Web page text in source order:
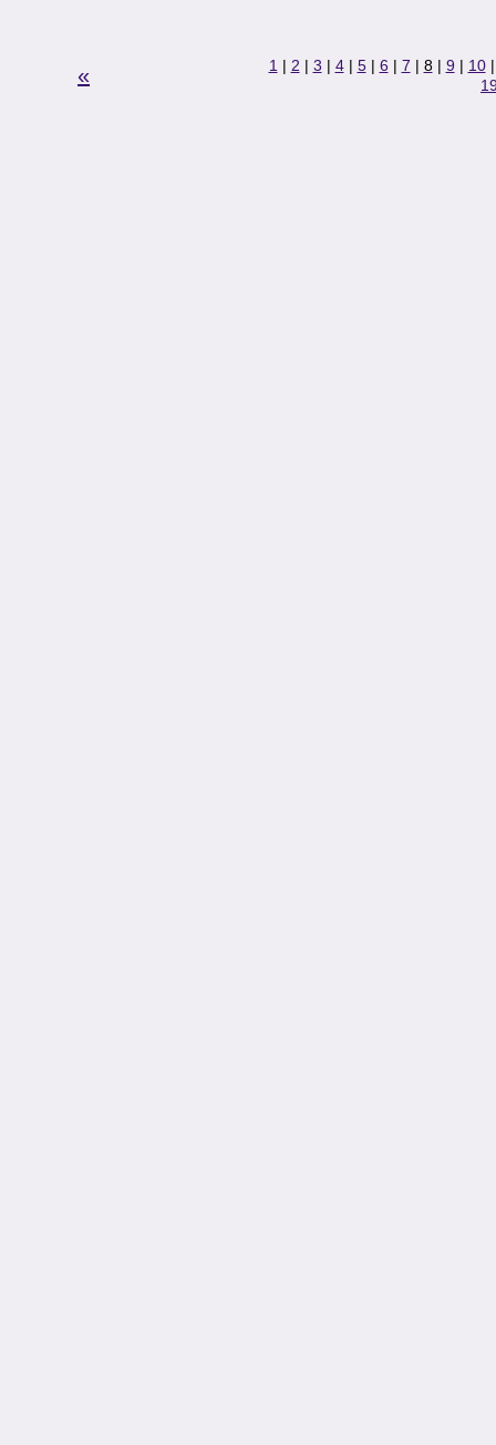
« 1 | 2 | 3 | 4| 5| 6| 7 | 8| 9| 10